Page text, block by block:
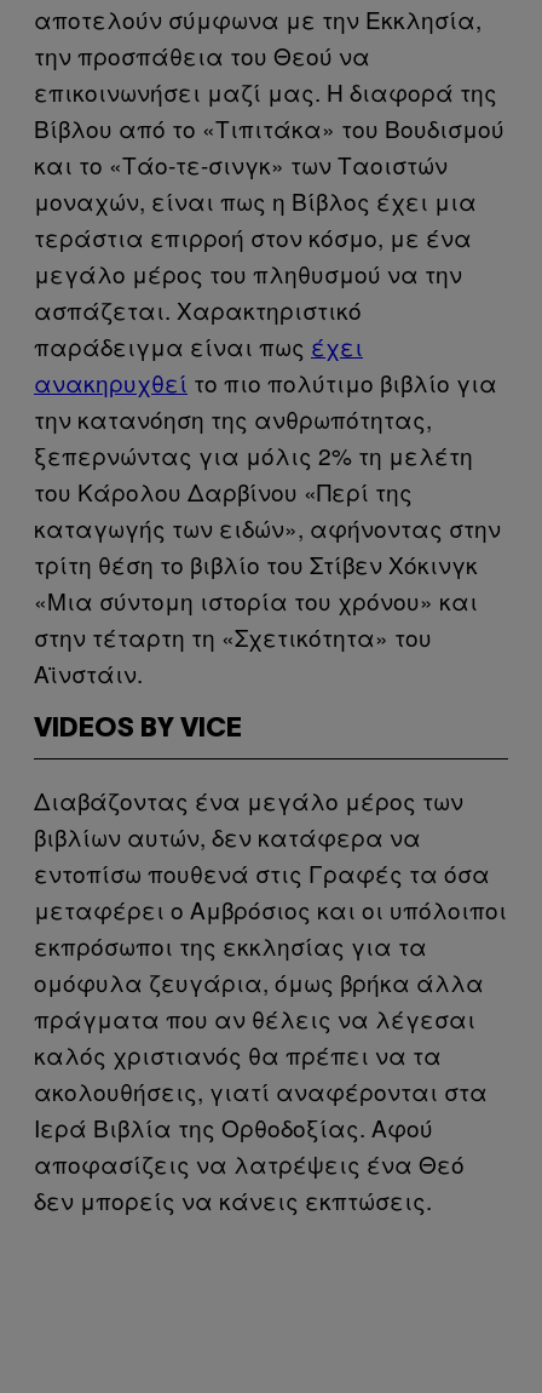
αποτελούν σύμφωνα με την Εκκλησία,
την προσπάθεια του Θεού να
επικοινωνήσει μαζί μας. Η διαφορά της
Βίβλου από το «Τιπιτάκα» του Βουδισμού
και το «Τάο-τε-σινγκ» των Ταοιστών
μοναχών, είναι πως η Βίβλος έχει μια
τεράστια επιρροή στον κόσμο, με ένα
μεγάλο μέρος του πληθυσμού να την
ασπάζεται. Χαρακτηριστικό
παράδειγμα είναι πως έχει
ανακηρυχθεί το πιο πολύτιμο βιβλίο για
την κατανόηση της ανθρωπότητας,
ξεπερνώντας για μόλις 2% τη μελέτη
του Κάρολου Δαρβίνου «Περί της
καταγωγής των ειδών», αφήνοντας στην
τρίτη θέση το βιβλίο του Στίβεν Χόκινγκ
«Μια σύντομη ιστορία του χρόνου» και
στην τέταρτη τη «Σχετικότητα» του
Αϊνστάιν.
VIDEOS BY VICE
Διαβάζοντας ένα μεγάλο μέρος των
βιβλίων αυτών, δεν κατάφερα να
εντοπίσω πουθενά στις Γραφές τα όσα
μεταφέρει ο Αμβρόσιος και οι υπόλοιποι
εκπρόσωποι της εκκλησίας για τα
ομόφυλα ζευγάρια, όμως βρήκα άλλα
πράγματα που αν θέλεις να λέγεσαι
καλός χριστιανός θα πρέπει να τα
ακολουθήσεις, γιατί αναφέρονται στα
Ιερά Βιβλία της Ορθοδοξίας. Αφού
αποφασίζεις να λατρέψεις ένα Θεό
δεν μπορείς να κάνεις εκπτώσεις.